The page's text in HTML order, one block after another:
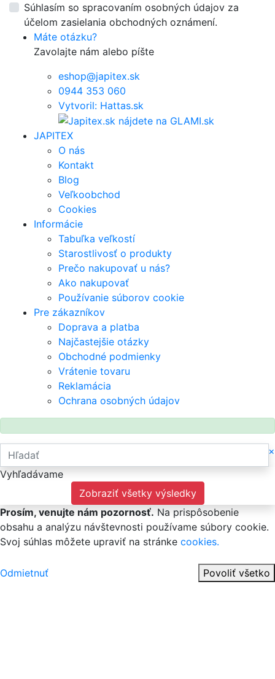
Súhlasím so spracovaním osobných údajov za
účelom zasielania obchodných oznámení.
Máte otázku?
Zavolajte nám alebo píšte
eshop@japitex.sk
0944 353 060
Vytvoril: Hattas.sk
JAPITEX
O nás
Kontakt
Blog
Veľkoobchod
Cookies
Informácie
Tabuľka veľkostí
Starostlivosť o produkty
Prečo nakupovať u nás?
Ako nakupovať
Používanie súborov cookie
Pre zákazníkov
Doprava a platba
Najčastejšie otázky
Obchodné podmienky
Vrátenie tovaru
Reklamácia
Ochrana osobných údajov
×
Vyhľadávame
Zobraziť všetky výsledky
Prosím, venujte nám pozornosť. Na prispôsobenie
obsahu a analýzu návštevnosti používame súbory cookie.
Svoj súhlas môžete upraviť na stránke cookies.
Odmietnuť Povoliť všetko